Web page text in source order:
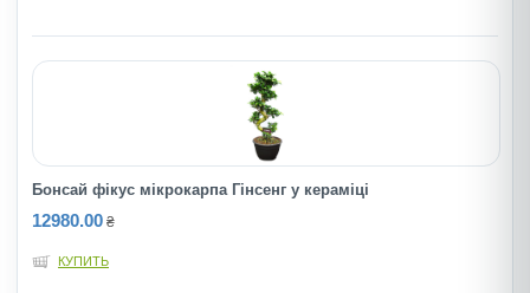
Бонсай фікус мікрокарпа Гінсенг у кераміці
12980.00 ₴
КУПИТЬ